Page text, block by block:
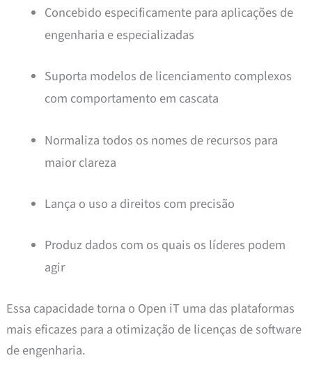
Concebido especificamente para aplicações de
engenharia e especializadas
Suporta modelos de licenciamento complexos
com comportamento em cascata
Normaliza todos os nomes de recursos para
maior clareza
Lança o uso a direitos com precisão
Produz dados com os quais os líderes podem
agir
Essa capacidade torna o Open iT uma das plataformas
mais eficazes para a otimização de licenças de software
de engenharia.